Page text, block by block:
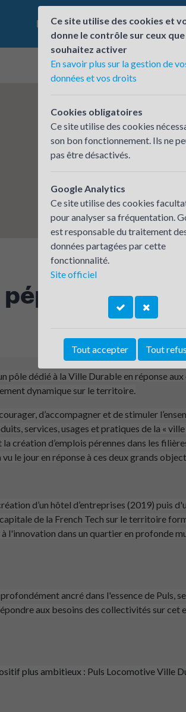
Le challenge Qui participe ?
pépinière
pôle dédié à la Ville Durable en réponse aux
dynamique sur le territoire.
d’accompagner et de stimuler
services, usages et pratiques de la «
création d’emplois pérennes dans les
le jour en réponse à ces deux grands
d’un hôtel d’entreprises (2019) puis
de la French Tech sur le territoire
l'innovation dans un quartier en profonde
ancré dans l'essence de Puls,
aux besoins des collectivités sur cet
plus ambitieux : Puls Locomotive Ville
Ce site utilise des cookies et
donne le contrôle sur ceux
souhaitez activer
En savoir plus sur la gestion de
données et vos droits
Cookies obligatoires
Ce site utilise des cookies
son bon fonctionnement. Ils ne
pas être désactivés.
Google Analytics
Ce site utilise des cookies
pour analyser sa fréquentation.
est responsable du traitement
données partagées par cette
fonctionnalité.
Site officiel
Tout accepter Tout